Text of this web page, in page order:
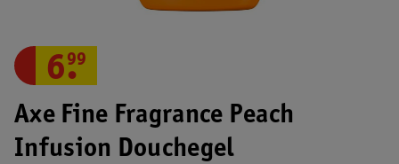
Axe Fine Fragrance Peach
Infusion Douchegel
6.
99